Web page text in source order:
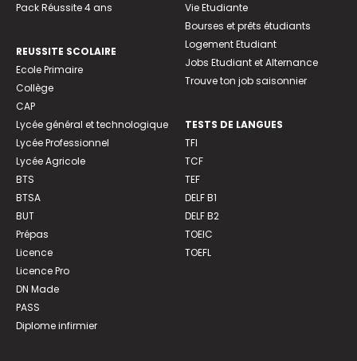
Pack Réussite 4 ans
REUSSITE SCOLAIRE
Ecole Primaire
Collège
CAP
Lycée général et technologique
Lycée Professionnel
Lycée Agricole
BTS
BTSA
BUT
Prépas
Licence
Licence Pro
DN Made
PASS
Diplome infirmier
Vie Etudiante
Bourses et prêts étudiants
Logement Etudiant
Jobs Etudiant et Alternance
Trouve ton job saisonnier
TESTS DE LANGUES
TFI
TCF
TEF
DELF B1
DELF B2
TOEIC
TOEFL